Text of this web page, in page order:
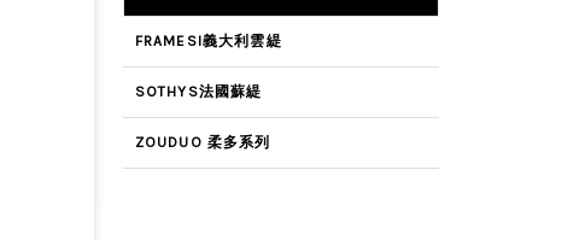
FRAMESI義大利雲緹
SOTHYS法國蘇緹
ZOUDUO 柔多系列